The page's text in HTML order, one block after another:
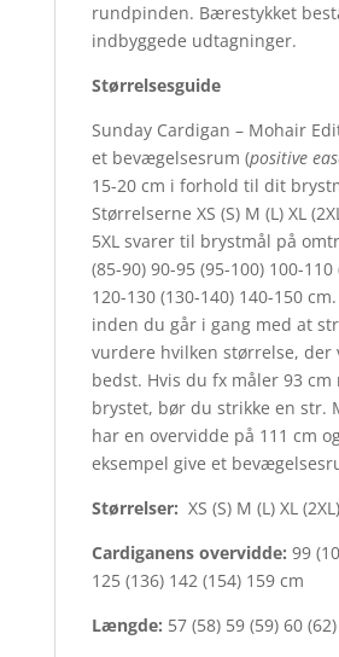
rundpinden. Bærestykket
indbyggede udtagninger.
Størrelsesguide
Sunday Cardigan – Mohair
et bevægelsesrum (positive
15-20 cm i forhold til dit
Størrelserne XS (S) M (L) XL
5XL svarer til brystmål på
(85-90) 90-95 (95-100) 100-110
120-130 (130-140) 140-150
inden du går i gang med at
vurdere hvilken størrelse, der
bedst. Hvis du fx måler 93
brystet, bør du strikke en str.
har en overvidde på 111 cm
eksempel give et
Størrelser: XS (S) M (L) XL
Cardiganens overvidde: 99
125 (136) 142 (154) 159 cm
Længde: 57 (58) 59 (59) 60